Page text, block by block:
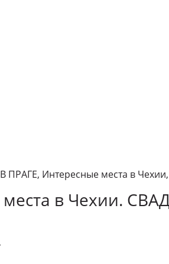
ПРАГЕ, Интересные места в
в Чехии.